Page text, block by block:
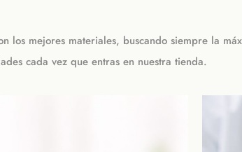
los mejores materiales, buscando siempre la
cada vez que entras en nuestra tienda.